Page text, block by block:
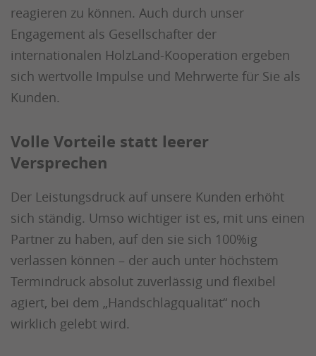
reagieren zu können. Auch durch unser
Engagement als Gesellschafter der
internationalen HolzLand-Kooperation ergeben
sich wertvolle Impulse und Mehrwerte für Sie als
Kunden.
Volle Vorteile statt leerer
Versprechen
Der Leistungsdruck auf unsere Kunden erhöht
sich ständig. Umso wichtiger ist es, mit uns einen
Partner zu haben, auf den sie sich 100%ig
verlassen können – der auch unter höchstem
Termindruck absolut zuverlässig und flexibel
agiert, bei dem „Handschlagqualität“ noch
wirklich gelebt wird.